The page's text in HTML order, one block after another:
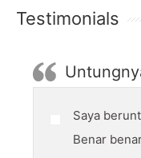
Testimonials
Saya
Benar